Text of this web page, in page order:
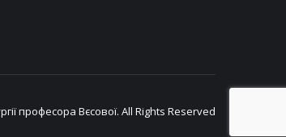
професора Вєсової. All Rights Reserved